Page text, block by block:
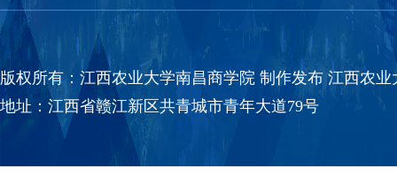
版权所有：江西农业大学南昌商学院 制作发布 江西农
地址：江西省赣江新区共青城市青年大道79号